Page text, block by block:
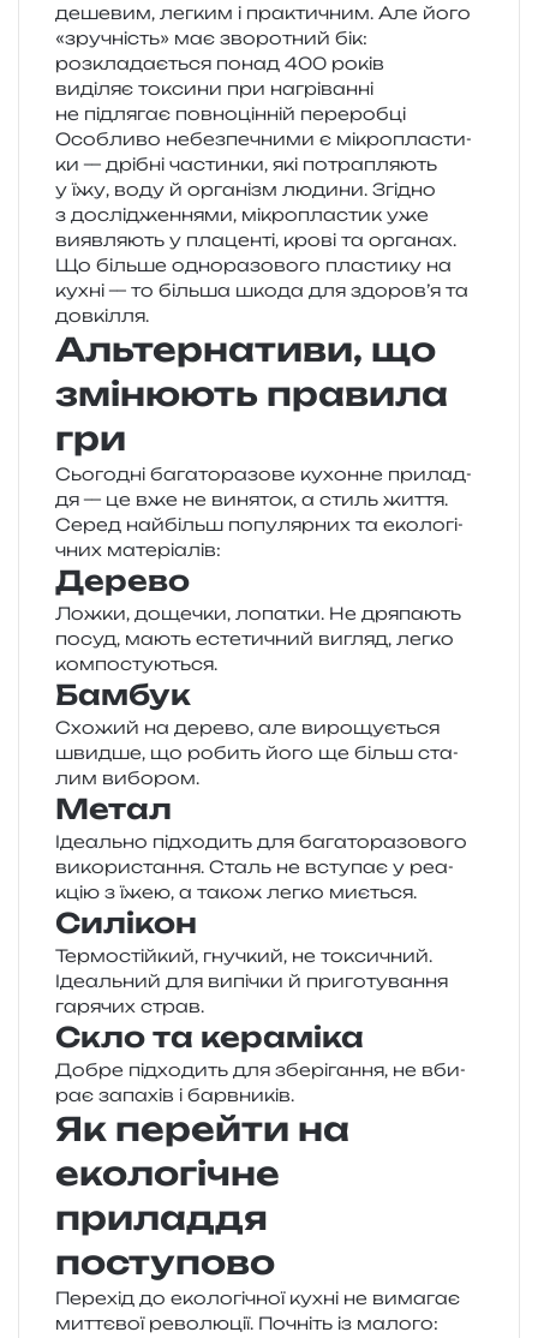
деше­вим, лег­ким і пра­кти­чним. Але його
«зру­чність» має зво­ро­тний бік:
роз­кла­да­є­ться понад 400 років
виді­ляє токси­ни при нагріванні
не під­ля­гає пов­но­цін­ній переробці
Особливо небез­пе­чни­ми є мікро­пла­сти­
ки — дрі­бні частин­ки, які потра­пля­ють
у їжу, воду й орга­нізм люди­ни. Згідно
з дослі­дже­н­ня­ми, мікро­пла­стик уже
вияв­ля­ють у пла­цен­ті, крові та орга­нах.
Що біль­ше одно­ра­зо­во­го пла­сти­ку на
кухні — то біль­ша шкода для здо­ро­в’я та
довкілля.
Альтернативи, що
змінюють правила
гри
Сьогодні бага­то­ра­зо­ве кухон­не при­ла­д­
дя — це вже не виня­ток, а стиль життя.
Серед най­більш попу­ляр­них та еко­ло­гі­
чних матеріалів:
Дерево
Ложки, доще­чки, лопа­тки. Не дря­па­ють
посуд, мають есте­ти­чний вигляд, легко
компостуються.
Бамбук
Схожий на дере­во, але виро­щу­є­ться
швид­ше, що робить його ще більш ста­
лим вибором.
Метал
Ідеально під­хо­дить для бага­то­ра­зо­во­го
вико­ри­ста­н­ня. Сталь не всту­пає у реа­
кцію з їжею, а також легко миється.
Силікон
Термостійкий, гну­чкий, не токси­чний.
Ідеальний для випі­чки й при­го­ту­ва­н­ня
гаря­чих страв.
Скло та кераміка
Добре під­хо­дить для збе­рі­га­н­ня, не вби­
рає запа­хів і барвників.
Як перейти на
екологічне
приладдя
поступово
Перехід до еко­ло­гі­чної кухні не вима­гає
мит­тє­вої рево­лю­ції. Почніть із малого: